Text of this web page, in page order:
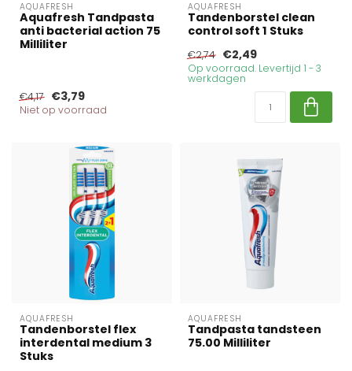
AQUAFRESH
Aquafresh Tandpasta
anti bacterial action 75
Milliliter
€4,17 €3,79
Niet op voorraad
AQUAFRESH
Tandenborstel clean
control soft 1 Stuks
€2,74 €2,49
Op voorraad. Levertijd 1 - 3
werkdagen
AQUAFRESH
Tandenborstel flex
interdental medium 3
Stuks
AQUAFRESH
Tandpasta tandsteen
75.00 Milliliter